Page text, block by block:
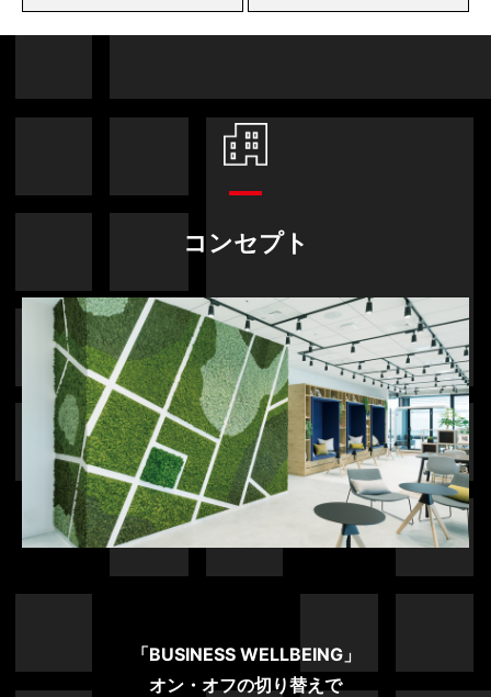
コンセプト
「BUSINESS WELLBEING」
オン・オフの切り替えで